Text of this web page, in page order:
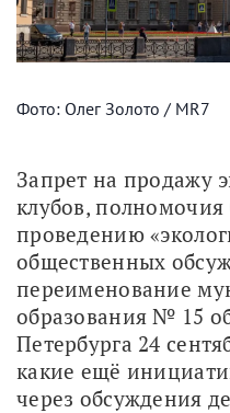
Фото: Олег Золото / MR7
Запрет на продажу
клубов,
проведению
общественных
переименование
образования № 15
Петербурга 24
какие ещё
через обсуждения